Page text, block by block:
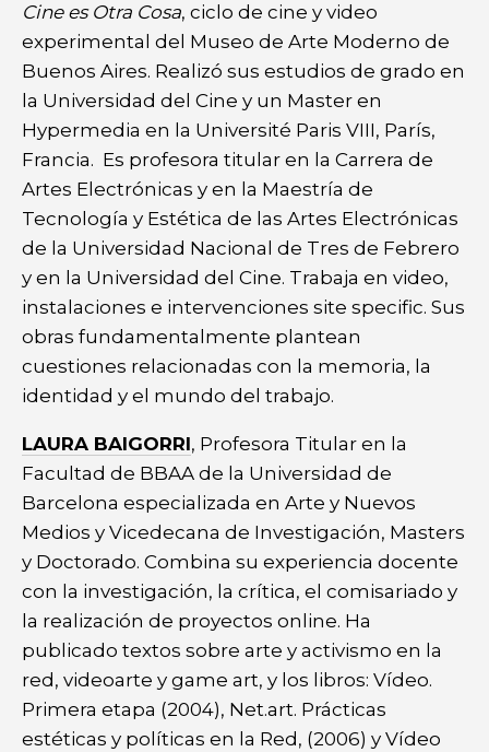
Cine es Otra Cosa, ciclo de cine y video
experimental del Museo de Arte Moderno de
Buenos Aires. Realizó sus estudios de grado en
la Universidad del Cine y un Master en
Hypermedia en la Université Paris VIII, París,
Francia. Es profesora titular en la Carrera de
Artes Electrónicas y en la Maestría de
Tecnología y Estética de las Artes Electrónicas
de la Universidad Nacional de Tres de Febrero
y en la Universidad del Cine. Trabaja en video,
instalaciones e intervenciones site specific. Sus
obras fundamentalmente plantean
cuestiones relacionadas con la memoria, la
identidad y el mundo del trabajo.
LAURA BAIGORRI, Profesora Titular en la
Facultad de BBAA de la Universidad de
Barcelona especializada en Arte y Nuevos
Medios y Vicedecana de Investigación, Masters
y Doctorado. Combina su experiencia docente
con la investigación, la crítica, el comisariado y
la realización de proyectos online. Ha
publicado textos sobre arte y activismo en la
red, videoarte y game art, y los libros: Vídeo.
Primera etapa (2004), Net.art. Prácticas
estéticas y políticas en la Red, (2006) y Vídeo